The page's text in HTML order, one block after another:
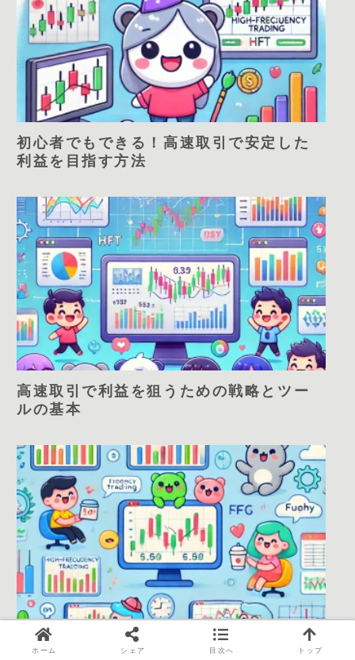
初心者でもできる！高速取引で安定した
利益を目指す方法
高速取引で利益を狙うための戦略とツー
ルの基本
高速取引が他の投資手法とどう違うの
ホーム シェア 目次へ トップ